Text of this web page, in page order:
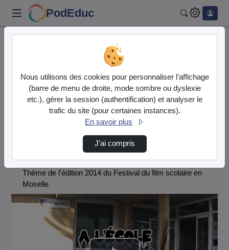
PodEduc
Festival du Film Scolaire en Moselle
À L'École Des Petits Sorciers
Festival du Film Scolaire en
Moselle
Raconte-moi ton école
Thème de l'édition 2014 du Festival du film scolaire en
Moselle
Nous utilisons des cookies pour personnaliser l’affichage
(barre de menu de droite, mode sombre ou dyslexie
etc.), gérer la session (authentification) et analyser le
trafic du site (pour certaines instances).
En savoir plus
J’ai compris